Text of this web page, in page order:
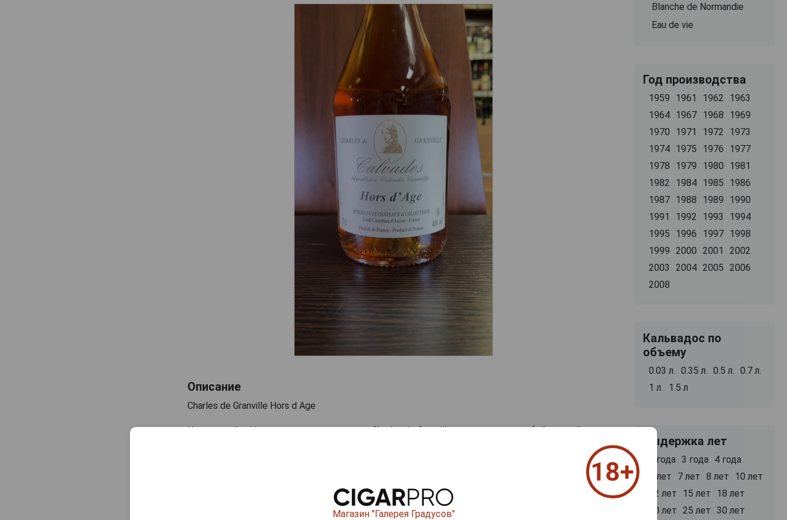
Описание
Charles de Granville Hors d Age
Известный в Нормандии производитель Charles de Granville представляет собой лучший
заставляют сердца любителей яблочного бренди биться чаще. Рекомендуем использовать
в чистом виде или в качестве приятного подарка!
Blanche de Normandie
Eau de vie
Год производства
1959 1961 1962
1963
1964 1967 1968
1969
1970
1971 1972
1973
1974 1975 1976
1977
1978
1979 1980
1981
1982
1984 1985
1986
1987 1988 1989
1990
1991
1992 1993
1994
1995
1996 1997 1998
1999
2000 2001
2002
2003
2004 2005
2006
2008
Кальвадос по
объему
0.03 л. 0.35 л. 0.5 л.
0.7 л.
1 л.
1.5 л
Выдержка лет
2 года 3 года
4 года
5 лет
7 лет 8 лет
10 лет
12 лет
15 лет
18 лет
20 лет
25 лет 30 лет
Магазин "Галерея Градусов"